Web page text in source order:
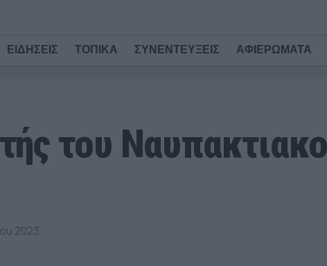
ΕΙΔΗΣΕΙΣ ΤΟΠΙΚΑ ΣΥΝΕΝΤΕΥΞΕΙΣ ΑΦΙΕΡΩΜΑΤΑ
του
2023